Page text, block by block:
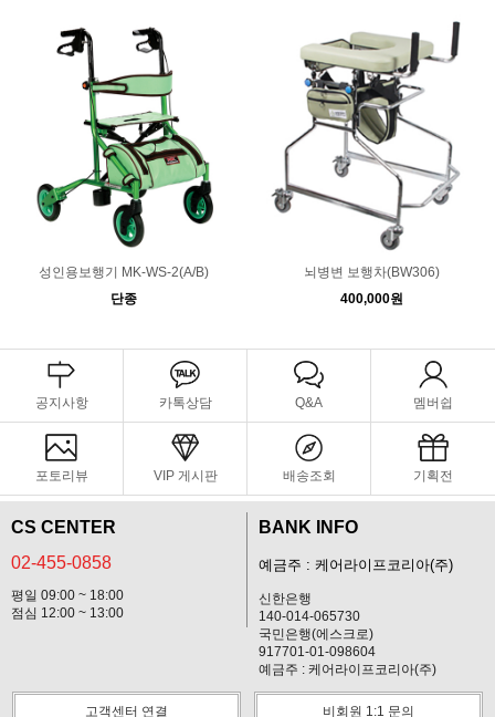
성인용보행기 MK-WS-2(A/B)
단종
뇌병변 보행차(BW306)
400,000원
공지사항 카톡상담 Q&A 멤버쉽
포토리뷰 VIP 게시판 배송조회 기획전
CS CENTER
02-455-0858
평일 09:00 ~ 18:00
점심 12:00 ~ 13:00
BANK INFO
예금주 : 케어라이프코리아(주)
신한은행
140-014-065730
국민은행(에스크로)
917701-01-098604
예금주 : 케어라이프코리아(주)
고객센터 연결 비회원 1:1 문의